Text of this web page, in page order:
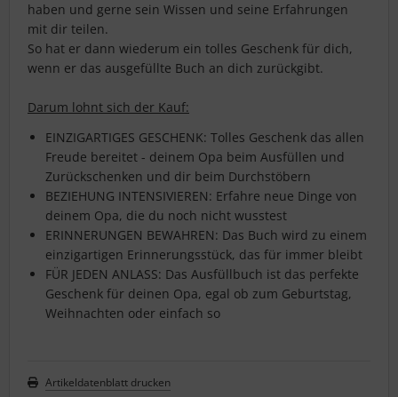
haben und gerne sein Wissen und seine Erfahrungen
mit dir teilen.
So hat er dann wiederum ein tolles Geschenk für dich,
wenn er das ausgefüllte Buch an dich zurückgibt.
Darum lohnt sich der Kauf:
EINZIGARTIGES GESCHENK: Tolles Geschenk das allen
Freude bereitet - deinem Opa beim Ausfüllen und
Zurückschenken und dir beim Durchstöbern
BEZIEHUNG INTENSIVIEREN: Erfahre neue Dinge von
deinem Opa, die du noch nicht wusstest
ERINNERUNGEN BEWAHREN: Das Buch wird zu einem
einzigartigen Erinnerungsstück, das für immer bleibt
FÜR JEDEN ANLASS: Das Ausfüllbuch ist das perfekte
Geschenk für deinen Opa, egal ob zum Geburtstag,
Weihnachten oder einfach so
Artikeldatenblatt drucken